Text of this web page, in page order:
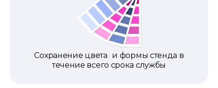
Сохранение цвета и формы стенда в
течение всего срока службы